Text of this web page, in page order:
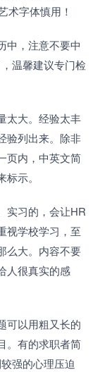
术字体慎用！
中，注意不要中
温馨建议专门检
太大。经验太丰
验列出来。除非
页内，中英文简
示。
实习的，会让HR
视学校学习，至
么大。内容不要
人很真实的感
可以用粗又长的
。有的求职者简
强的心理压迫